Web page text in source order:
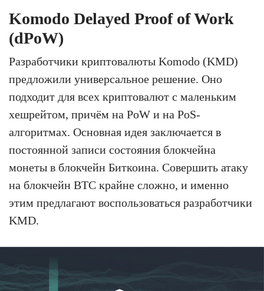
Komodo Delayed Proof of Work
(dPoW)
Разработчики криптовалюты Komodo (KMD)
предложили универсальное решение. Оно
подходит для всех криптовалют с маленьким
хешрейтом, причём на PoW и на PoS-
алгоритмах. Основная идея заключается в
постоянной записи состояния блокчейна
монеты в блокчейн Биткоина. Совершить атаку
на блокчейн BTC крайне сложно, и именно
этим предлагают воспользоваться разработчики
KMD.